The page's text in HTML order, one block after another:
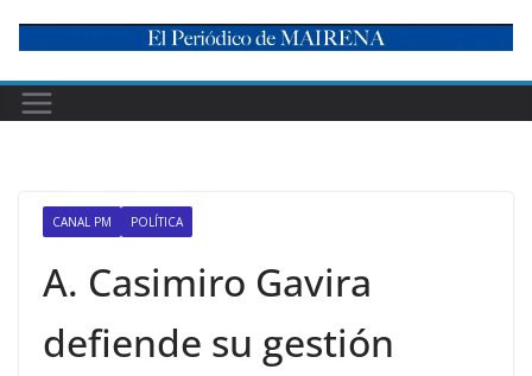
content
CANAL PM POLÍTICA
A. Casimiro Gavira
defiende su gestión